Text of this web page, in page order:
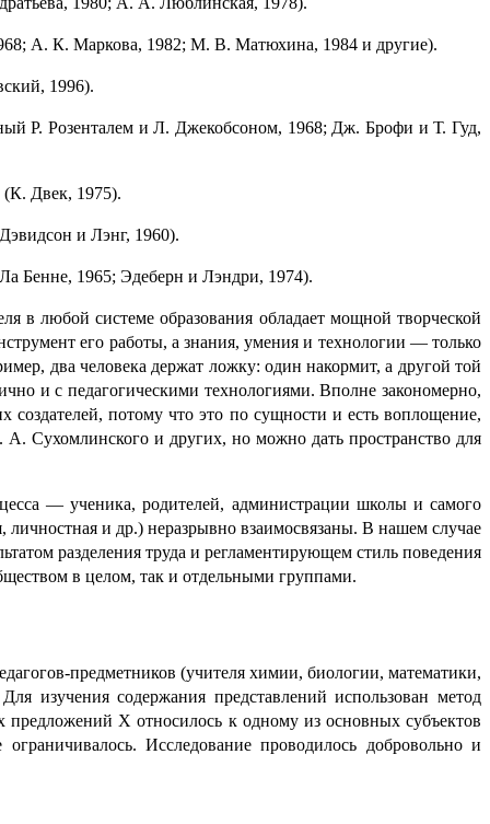
А. К. Маркова, 1982; М. В. Матюхина, 1984 и другие).
1996).
Р. Розенталем и Л. Джекобсоном, 1968; Дж. Брофи и Т. Гуд,
(К. Двек, 1975).
и Лэнг, 1960).
Бенне, 1965; Эдеберн и Лэндри, 1974).
в любой системе образо­ва­ния обладает мощной творче­ской
его работы, а знания, умения и техно­ло­гии — только
два человека держат ложку: один накормит, а другой той
и с педаго­ги­че­ски­ми техно­ло­ги­я­ми. Вполне законо­мер­но,
созда­те­лей, потому что это по сущности и есть воплощение,
Сухомлинского и других, но можно дать простран­ство для
— ученика, родите­лей, админи­ст­ра­ции школы и самого
личностная и др.) неразрывно взаимо­свя­за­ны. В нашем случае
разделения труда и регламен­ти­ру­ю­щем стиль поведения
в целом, так и отдельными группами.
предметников (учителя химии, биологии, математики,
изучения содержа­ния представ­ле­ний исполь­зо­ван метод
X относилось к одному из основ­ных субъектов
Иссле­до­ва­ние проводилось добро­воль­но и